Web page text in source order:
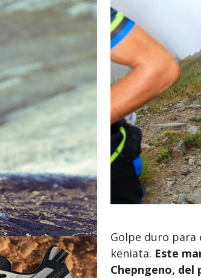
Golpe duro para
keniata. Este
Chepngeno, del